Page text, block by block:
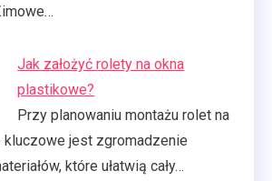
Jak założyć rolety na okna
plastikowe?
Przy planowaniu montażu rolet na
jest zgromadzenie
które ułatwią cały…